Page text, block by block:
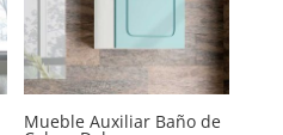
Mueble Auxiliar Baño de